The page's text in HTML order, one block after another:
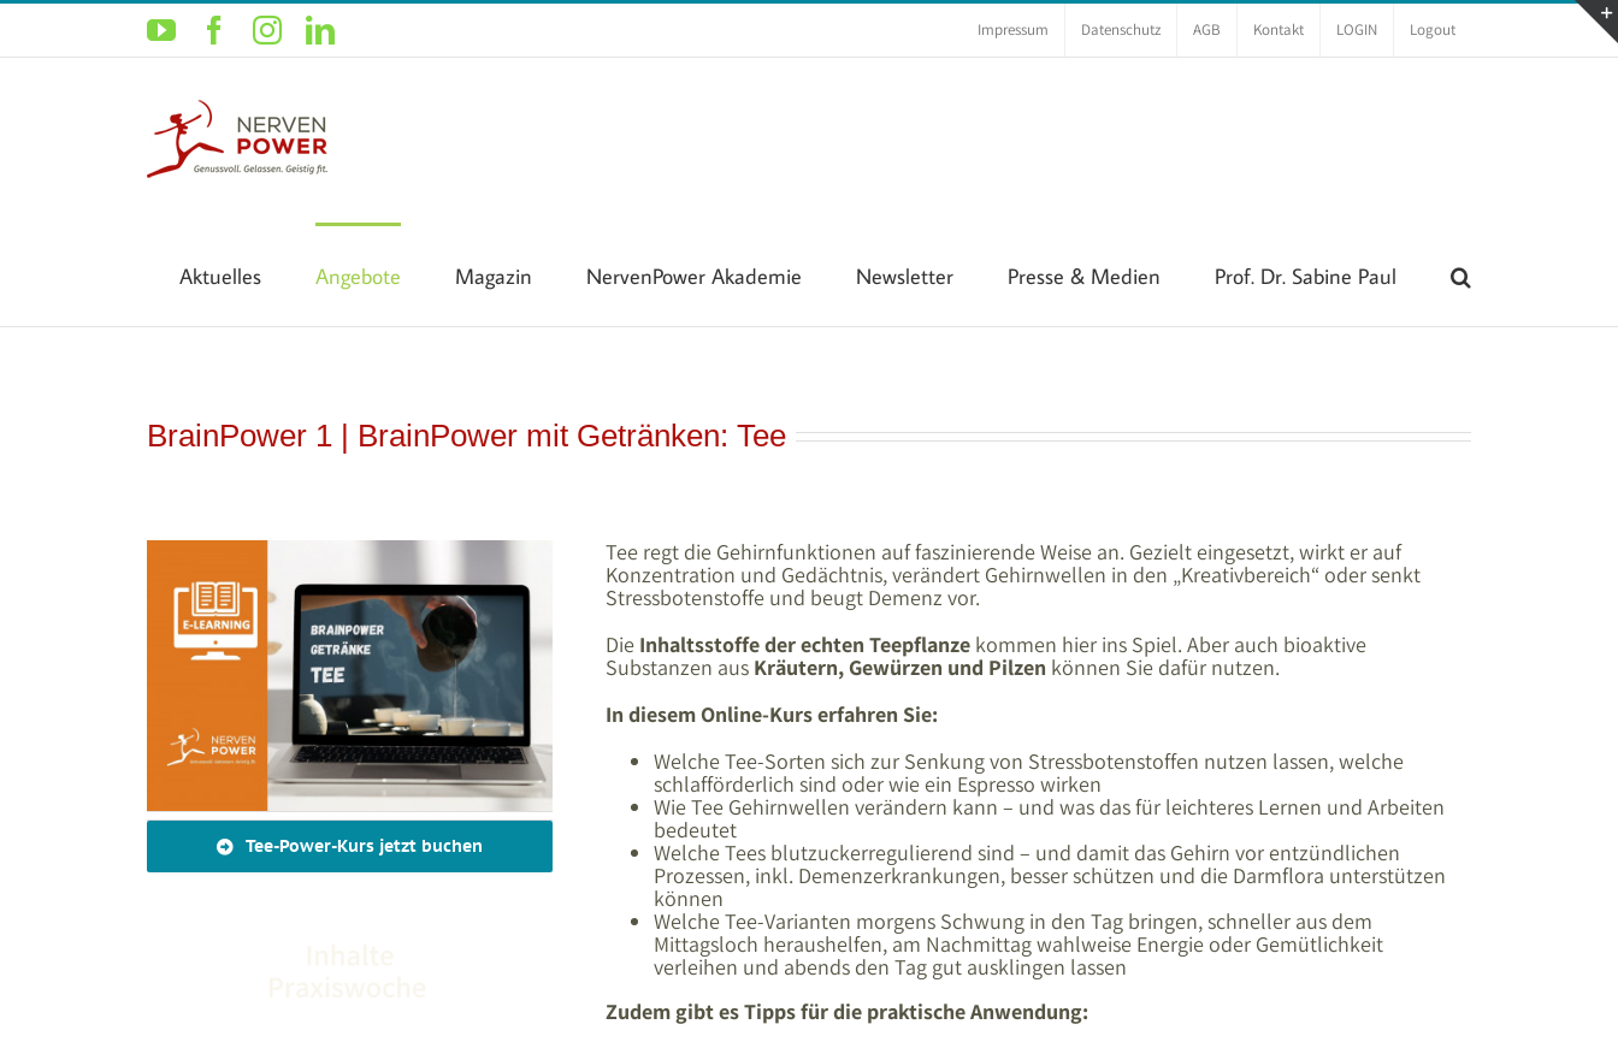
Zum
springen
YouTubeFacebook
Instagram
LinkedIn Impressum Datenschutz AGB Kontakt LOGIN Logout
Aktuelles Angebote Magazin NervenPower Akademie Newsletter Presse & Medien Prof. Dr. Sabine Paul
BrainPower 1 | BrainPower mit Getränken: Tee
Tee-Power-Kurs jetzt buchen
Tee regt die Gehirnfunktionen auf faszinierende Weise an. Gezielt eingesetzt, wirkt er auf
Konzentration und Gedächtnis, verändert Gehirnwellen in den „Kreativbereich“ oder senkt
Stressbotenstoffe und beugt Demenz vor.
Die Inhaltsstoffe der echten Teepflanze kommen hier ins Spiel. Aber auch bioaktive
Substanzen aus Kräutern, Gewürzen und Pilzen können Sie dafür nutzen.
In diesem Online-Kurs erfahren Sie:
Welche Tee-Sorten sich zur Senkung von Stressbotenstoffen nutzen lassen, welche
schlafförderlich sind oder wie ein Espresso wirken
Wie Tee Gehirnwellen verändern kann – und was das für leichteres Lernen und Arbeiten
bedeutet
Welche Tees blutzuckerregulierend sind – und damit das Gehirn vor entzündlichen
Prozessen, inkl. Demenzerkrankungen, besser schützen und die Darmflora unterstützen
können
Welche Tee-Varianten morgens Schwung in den Tag bringen, schneller aus dem
Mittagsloch heraushelfen, am Nachmittag wahlweise Energie oder Gemütlichkeit
verleihen und abends den Tag gut ausklingen lassen
Zudem gibt es Tipps für die praktische Anwendung: